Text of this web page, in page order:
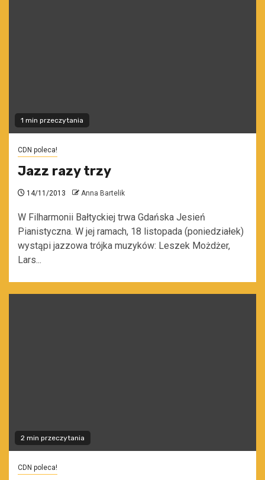
1 min przeczytania
CDN poleca!
Jazz razy trzy
14/11/2013 Anna Bartelik
W Filharmonii Bałtyckiej trwa Gdańska Jesień
Pianistyczna. W jej ramach, 18 listopada (poniedziałek)
wystąpi jazzowa trójka muzyków: Leszek Możdżer,
Lars...
2 min przeczytania
CDN poleca!